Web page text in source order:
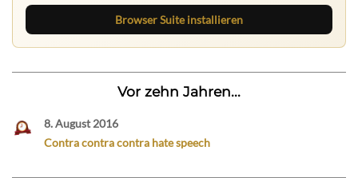
Browser Suite installieren
Vor zehn Jahren...
8. August 2016
Contra contra contra hate speech